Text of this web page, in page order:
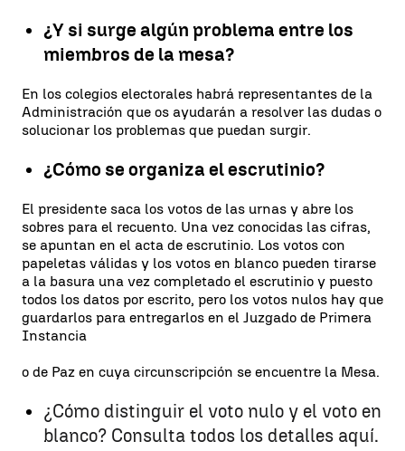
¿Y si surge algún problema entre los
miembros de la mesa?
En los colegios electorales habrá representantes de la
Administración que os ayudarán a resolver las dudas o
solucionar los problemas que puedan surgir.
¿Cómo se organiza el escrutinio?
El presidente saca los votos de las urnas y abre los
sobres para el recuento. Una vez conocidas las cifras,
se apuntan en el acta de escrutinio. Los votos con
papeletas válidas y los votos en blanco pueden tirarse
a la basura una vez completado el escrutinio y puesto
todos los datos por escrito, pero los votos nulos hay que
guardarlos para entregarlos en el Juzgado de Primera
Instancia
o de Paz en cuya circunscripción se encuentre la Mesa.
¿Cómo distinguir el voto nulo y el voto en
blanco? Consulta todos los detalles aquí.